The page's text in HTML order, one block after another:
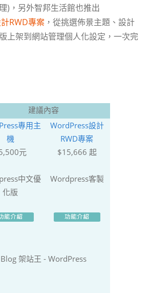
)，另外智邦生活館也推出
RWD專案 ，從挑選佈景主題、設計
上架到網站管理個人化設定，一次完
建議內容
專用主
機
WordPress設計
RWD專案
元 $15,666 起
中文優
化版
Wordpress客製
Blog 架站王 - WordPress